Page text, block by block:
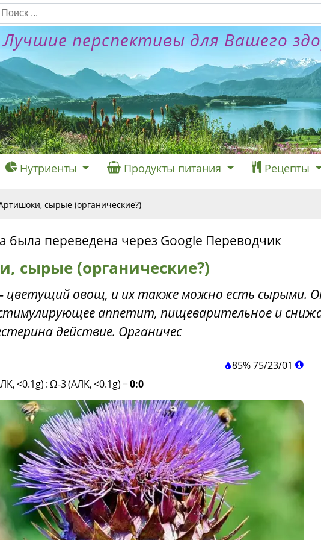
Лучшие перспективы для Вашего
Нутриенты Продукты питания Рецепты
сырые (органические?)
была переведена через Google Переводчик
сырые (органические?)
овощ, и их также можно есть сырыми.
аппетит, пищеварительное и
действие. Органичес
85%75/23/01
<0.1g) :Ω-3 (АЛК, <0.1g) =0:0